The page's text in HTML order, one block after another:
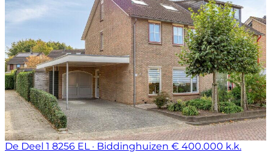
De Deel 1 8256 EL · Biddinghuizen € 400.000 k.k.